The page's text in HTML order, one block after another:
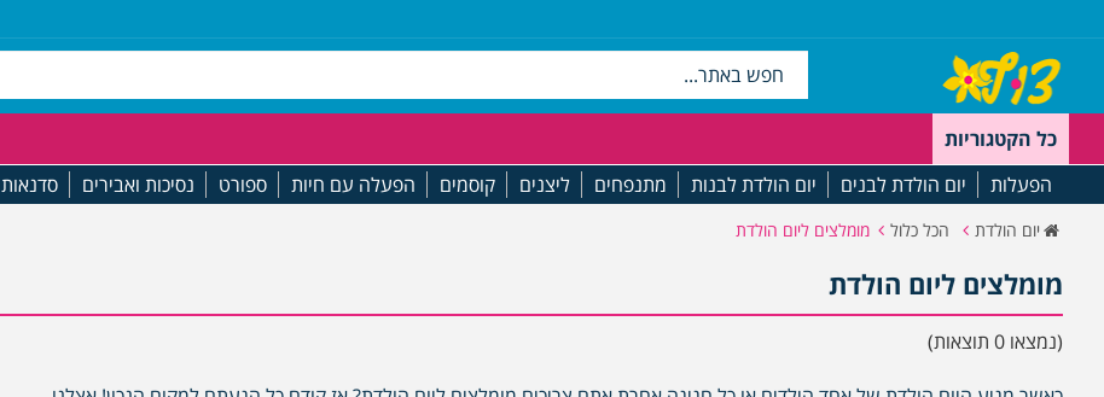
כל הקטגוריות
הפעלות
יום הולדת לבנים יום הולדת לבנות מתנפחים ליצנים קוסמים הפעלה עם חיות ספורט נסיכות ואבירים סדנאות
יום הולדת הכל כלול מומלצים ליום הולדת
מומלצים ליום הולדת
(נמצאו 0 תוצאות)